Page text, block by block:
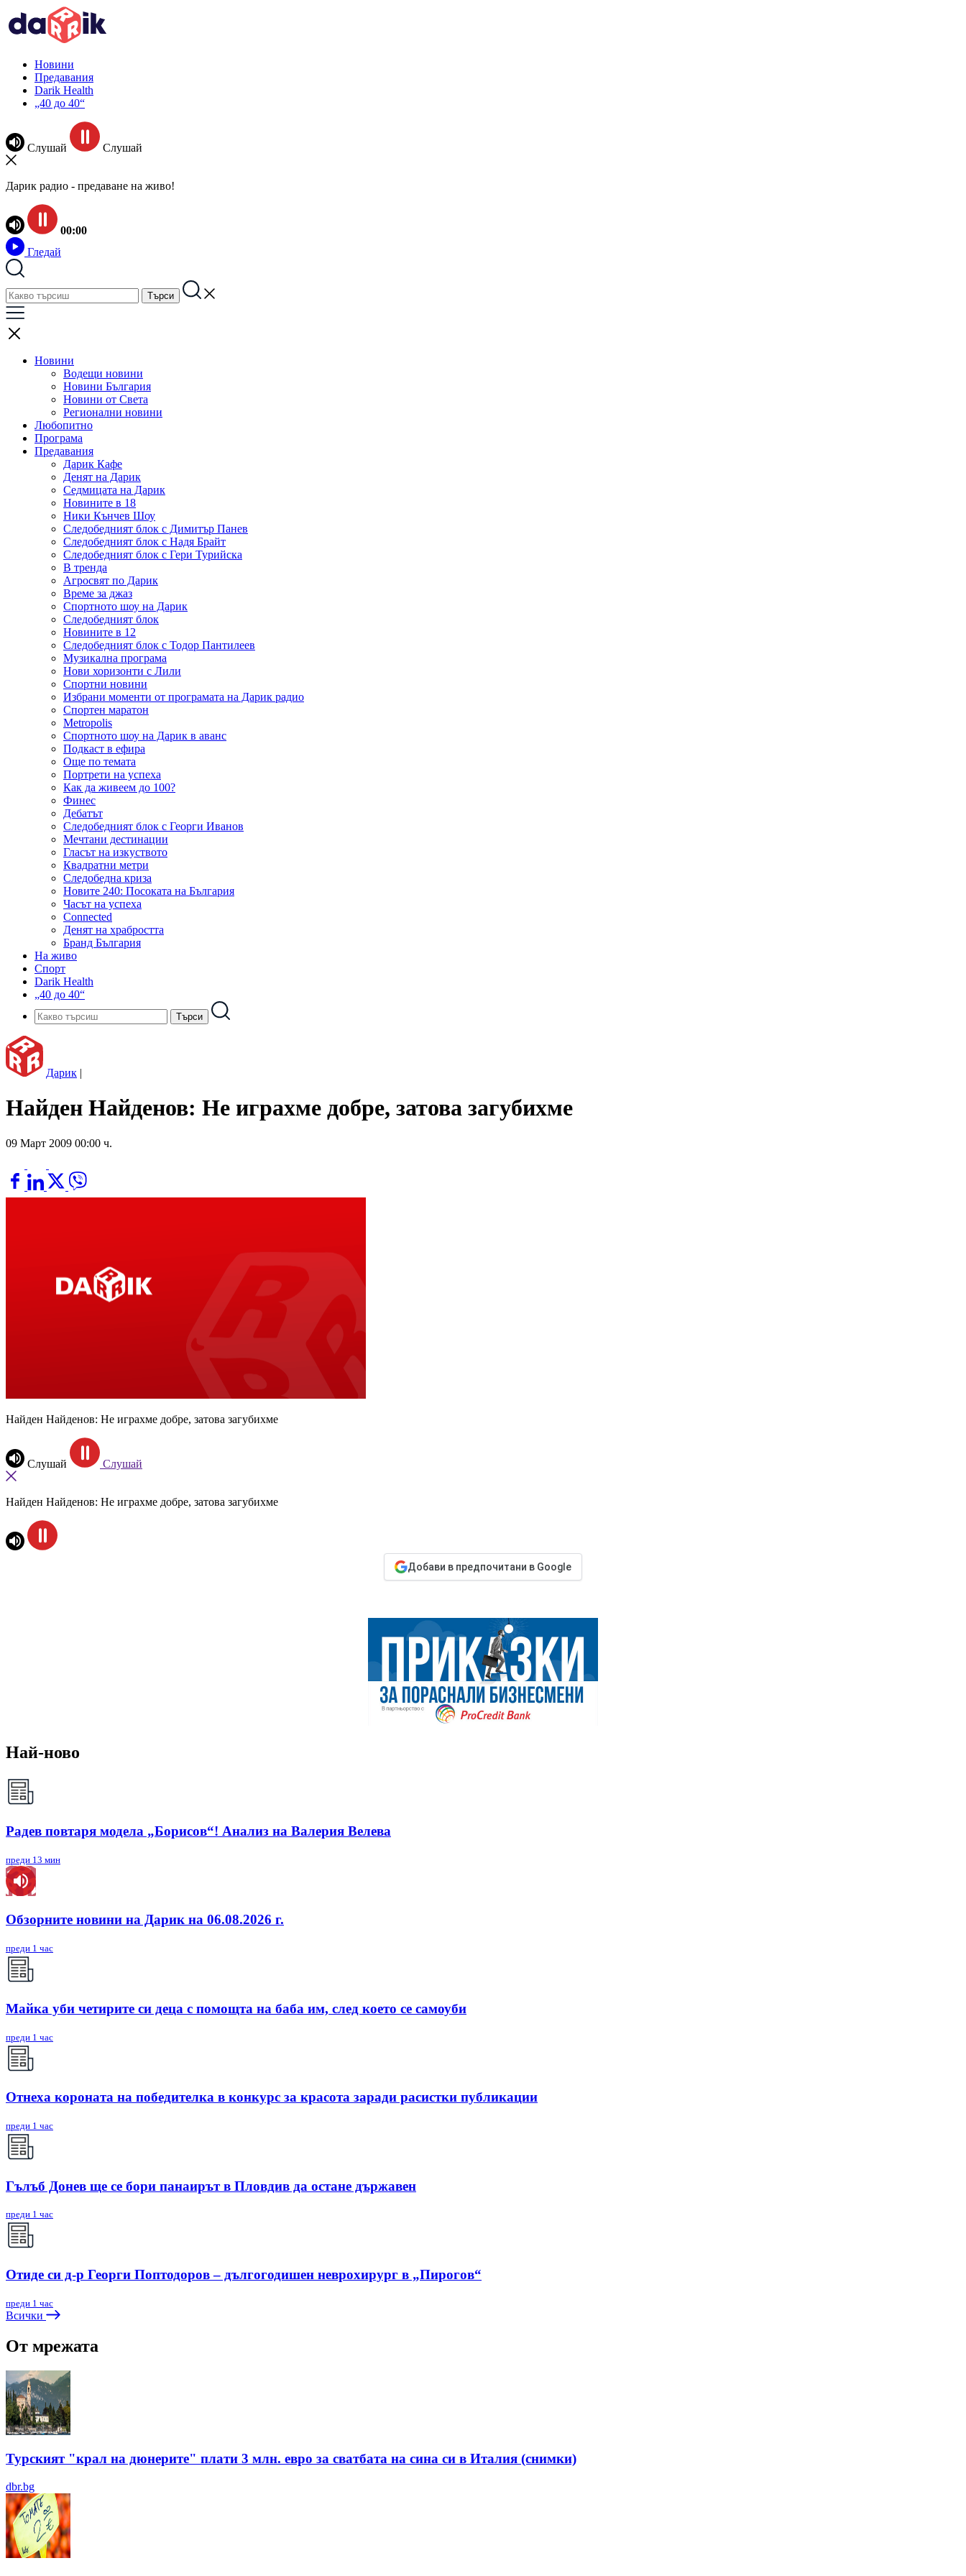
Новини
Предавания
Darik Health
„40 до 40“
Слушай Слушай
Дарик радио - предаване на живо!
00:00
Гледай
Новини
Водещи новини
Новини България
Новини от Света
Регионални новини
Любопитно
Програма
Предавания
Дарик Кафе
Денят на Дарик
Седмицата на Дарик
Новините в 18
Ники Кънчев Шоу
Следобедният блок с Димитър Панев
Следобедният блок с Надя Брайт
Следобедният блок с Гери Турийска
В тренда
Агросвят по Дарик
Време за джаз
Спортното шоу на Дарик
Следобедният блок
Новините в 12
Следобедният блок с Тодор Пантилеев
Музикална програма
Нови хоризонти с Лили
Спортни новини
Избрани моменти от програмата на Дарик радио
Спортен маратон
Metropolis
Спортното шоу на Дарик в аванс
Подкаст в ефира
Още по темата
Портрети на успеха
Как да живеем до 100?
Финес
Дебатът
Следобедният блок с Георги Иванов
Мечтани дестинации
Гласът на изкуството
Квадратни метри
Следобедна криза
Новите 240: Посоката на България
Часът на успеха
Connected
Денят на храбростта
Бранд България
На живо
Спорт
Darik Health
„40 до 40“
Дарик |
Найден Найденов: Не играхме добре, затова загубихме
09 Март 2009 00:00 ч.
Найден Найденов: Не играхме добре, затова загубихме
Слушай Слушай
Найден Найденов: Не играхме добре, затова загубихме
Добави в предпочитани в Google
Най-ново
Радев повтаря модела „Борисов“! Анализ на Валерия Велева
преди 13 мин
Обзорните новини на Дарик на 06.08.2026 г.
преди 1 час
Майка уби четирите си деца с помощта на баба им, след което се самоуби
преди 1 час
Отнеха короната на победителка в конкурс за красота заради расистки публикации
преди 1 час
Гълъб Донев ще се бори панаирът в Пловдив да остане държавен
преди 1 час
Отиде си д-р Георги Поптодоров – дългогодишен неврохирург в „Пирогов“
преди 1 час
Всички
От мрежата
Турският "крал на дюнерите" плати 3 млн. евро за сватбата на сина си в Италия (снимки)
dbr.bg